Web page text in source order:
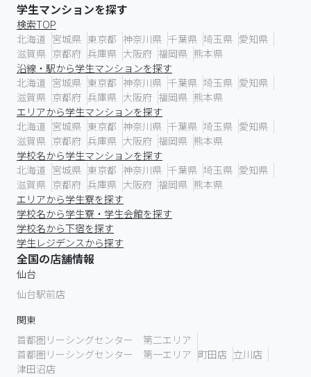
学生マンションを探す
検索TOP
北海道 宮城県 東京都 神奈川県 千葉県 埼玉県 愛知県
滋賀県 京都府 兵庫県 大阪府 福岡県 熊本県
沿線・駅から学生マンションを探す
北海道 宮城県 東京都 神奈川県 千葉県 埼玉県 愛知県
滋賀県 京都府 兵庫県 大阪府 福岡県 熊本県
エリアから学生マンションを探す
北海道 宮城県 東京都 神奈川県 千葉県 埼玉県 愛知県
滋賀県 京都府 兵庫県 大阪府 福岡県 熊本県
学校名から学生マンションを探す
北海道 宮城県 東京都 神奈川県 千葉県 埼玉県 愛知県
滋賀県 京都府 兵庫県 大阪府 福岡県 熊本県
エリアから学生寮を探す
学校名から学生寮・学生会館を探す
学校名から下宿を探す
学生レジデンスから探す
全国の店舗情報
仙台
仙台駅前店
関東
首都圏リーシングセンター 第二エリア
首都圏リーシングセンター 第一エリア 町田店 立川店
津田沼店